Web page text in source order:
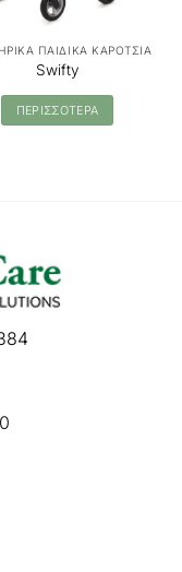
ΠΑΙΔΙΚΑ ΚΑΡΟΤΣΙΑ
Swifty
ΠΕΡΙΣΣΟΤΕΡΑ